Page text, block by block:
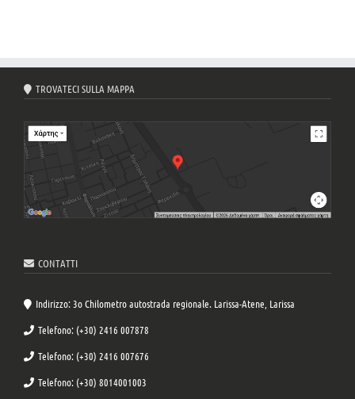
TROVATECI SULLA MAPPA
CONTATTI
Indirizzo: 3o Chilometro autostrada regionale. Larissa-Atene, Larissa
Telefono: (+30) 2416 007878
Telefono: (+30) 2416 007676
Telefono: (+30) 8014001003